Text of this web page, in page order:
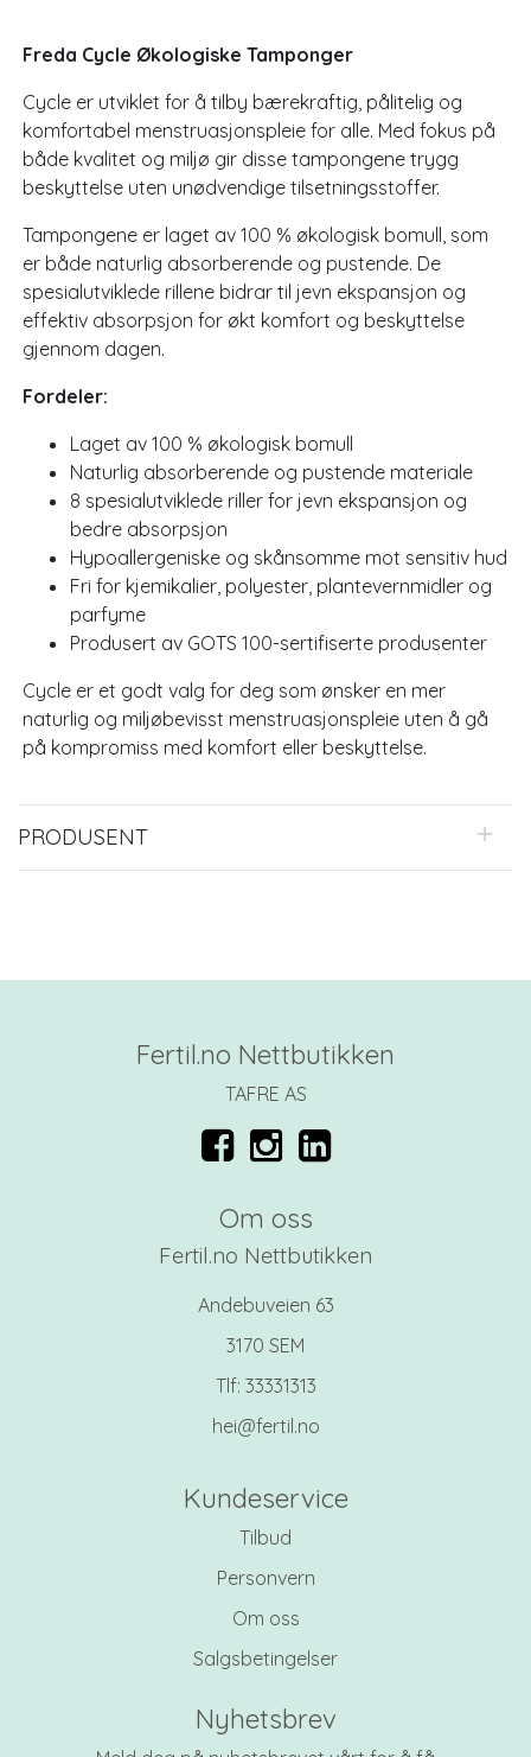
Freda Cycle Økologiske Tamponger
Cycle er utviklet for å tilby bærekraftig, pålitelig og
komfortabel menstruasjonspleie for alle. Med fokus på
både kvalitet og miljø gir disse tampongene trygg
beskyttelse uten unødvendige tilsetningsstoffer.
Tampongene er laget av 100 % økologisk bomull, som
er både naturlig absorberende og pustende. De
spesialutviklede rillene bidrar til jevn ekspansjon og
effektiv absorpsjon for økt komfort og beskyttelse
gjennom dagen.
Fordeler:
Laget av 100 % økologisk bomull
Naturlig absorberende og pustende materiale
8 spesialutviklede riller for jevn ekspansjon og
bedre absorpsjon
Hypoallergeniske og skånsomme mot sensitiv hud
Fri for kjemikalier, polyester, plantevernmidler og
parfyme
Produsert av GOTS 100-sertifiserte produsenter
Cycle er et godt valg for deg som ønsker en mer
naturlig og miljøbevisst menstruasjonspleie uten å gå
på kompromiss med komfort eller beskyttelse.
PRODUSENT
Fertil.no Nettbutikken
TAFRE AS
Om oss
Fertil.no Nettbutikken
Andebuveien 63
3170 SEM
Tlf: 33331313
hei@fertil.no
Kundeservice
Tilbud
Personvern
Om oss
Salgsbetingelser
Nyhetsbrev